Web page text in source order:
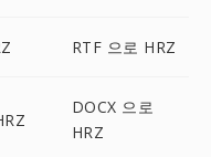
RTF 으로 HRZ
DOCX 으로
HRZ